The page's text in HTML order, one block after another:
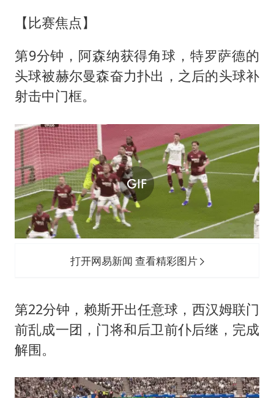
【比赛焦点】
第9分钟，阿森纳获得角球，特罗萨德的
头球被赫尔曼森奋力扑出，之后的头球补
射击中门框。
打开网易新闻 查看精彩图片
第22分钟，赖斯开出任意球，西汉姆联门
前乱成一团，门将和后卫前仆后继，完成
解围。